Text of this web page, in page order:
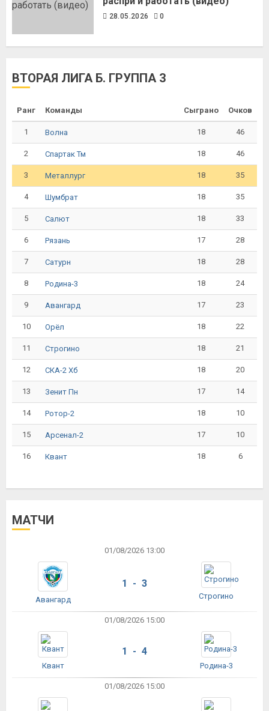
28.05.2026 0
ВТОРАЯ ЛИГА Б. ГРУППА 3
Ранг Команды Сыграно Очков
1 Волна 18 46
2 Спартак Тм 18 46
3 Металлург 18 35
4 Шумбрат 18 35
5 Салют 18 33
6 Рязань 17 28
7 Сатурн 18 28
8 Родина-3 18 24
9 Авангард 17 23
10 Орёл 18 22
11 Строгино 18 21
12 СКА-2 Хб 18 20
13 Зенит Пн 17 14
14 Ротор-2 18 10
15 Арсенал-2 17 10
16 Квант 18 6
МАТЧИ
01/08/2026 13:00
Авангард
1 - 3
Строгино
01/08/2026 15:00
Квант
1 - 4
Родина-3
01/08/2026 15:00